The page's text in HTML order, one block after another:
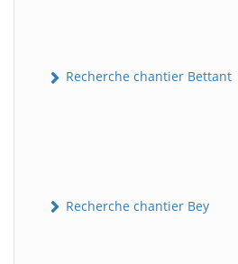
Recherche chantier Bettant
Recherche chantier Bey